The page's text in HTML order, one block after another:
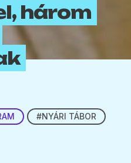
három
#NYÁRI TÁBOR